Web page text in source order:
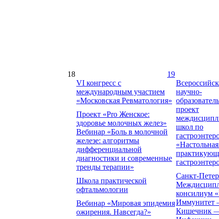
18
19
VI конгресс с
международным участием
«Московская Ревматология»
Проект «Pro Женское:
здоровье молочных желез»
Вебинар «Боль в молочной
железе: алгоритмы
дифференциальной
диагностики и современные
тренды терапии»
Школа практической
офтальмологии
Вебинар «Мировая эпидемия
ожирения. Навсегда?»
научно-
проект
школ по
Санкт-
консилиум
Иммунитет
Кишечник